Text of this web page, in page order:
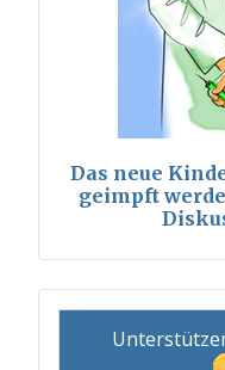
Das neue
geimpft